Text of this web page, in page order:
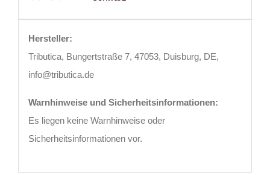
Hersteller:
Tributica, Bungertstraße 7, 47053, Duisburg, DE,
info@tributica.de
Warnhinweise und Sicherheitsinformationen:
Es liegen keine Warnhinweise oder
Sicherheitsinformationen vor.